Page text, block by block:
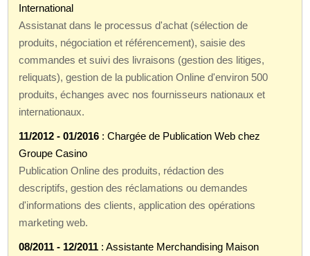
International
Assistanat dans le processus d'achat (sélection de
produits, négociation et référencement), saisie des
commandes et suivi des livraisons (gestion des litiges,
reliquats), gestion de la publication Online d'environ 500
produits, échanges avec nos fournisseurs nationaux et
internationaux.
11/2012 - 01/2016 : Chargée de Publication Web chez
Groupe Casino
Publication Online des produits, rédaction des
descriptifs, gestion des réclamations ou demandes
d'informations des clients, application des opérations
marketing web.
08/2011 - 12/2011 : Assistante Merchandising Maison